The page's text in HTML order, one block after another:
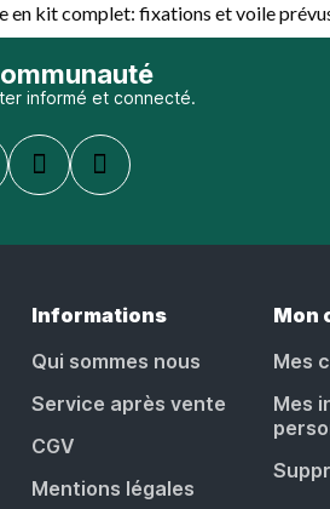
en kit complet: fixations et voile
informé et connecté.
Informations
Qui sommes nous
Service après vente
CGV
Mentions légales
Mon
Mes
Mes